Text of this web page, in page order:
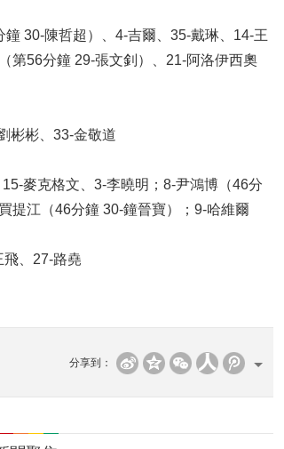
30-陳哲超）、4-吉爾、35-戴琳、14-王
第56分鐘 29-張文釗）、21-阿洛伊西奧
彬、33-金敬道
麥克格文、3-李曉明；8-尹鴻博（46分
提江（46分鐘 30-鐘晉寶）；9-哈維爾
、27-路堯
分享到：